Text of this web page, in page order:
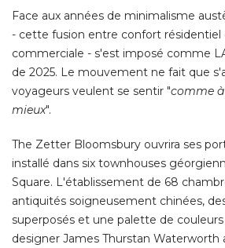
Face aux années de minimalisme
- cette fusion entre confort résidentiel
commerciale - s'est imposé comme
de 2025. Le mouvement ne fait que
voyageurs veulent se sentir "comme
mieux".
The Zetter Bloomsbury ouvrira ses
installé dans six townhouses
Square. L'établissement de 68
antiquités soigneusement chinées,
superposés et une palette de
designer James Thurstan Waterworth